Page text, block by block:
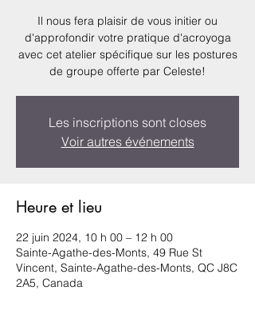
Il nous fera plaisir de vous initier ou
d'approfondir votre pratique d'acroyoga
avec cet atelier spécifique sur les postures
de groupe offerte par Celeste!
Les inscriptions sont closes
Voir autres événements
Heure et lieu
22 juin 2024, 10 h 00 – 12 h 00
Sainte-Agathe-des-Monts, 49 Rue St
Vincent, Sainte-Agathe-des-Monts, QC J8C
2A5, Canada